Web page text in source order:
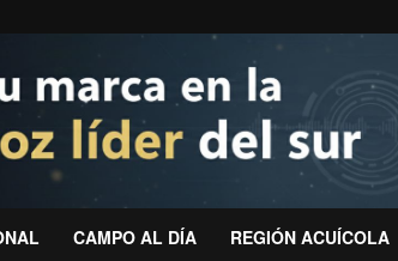
CAMPO AL DÍA REGIÓN ACUÍCOLA